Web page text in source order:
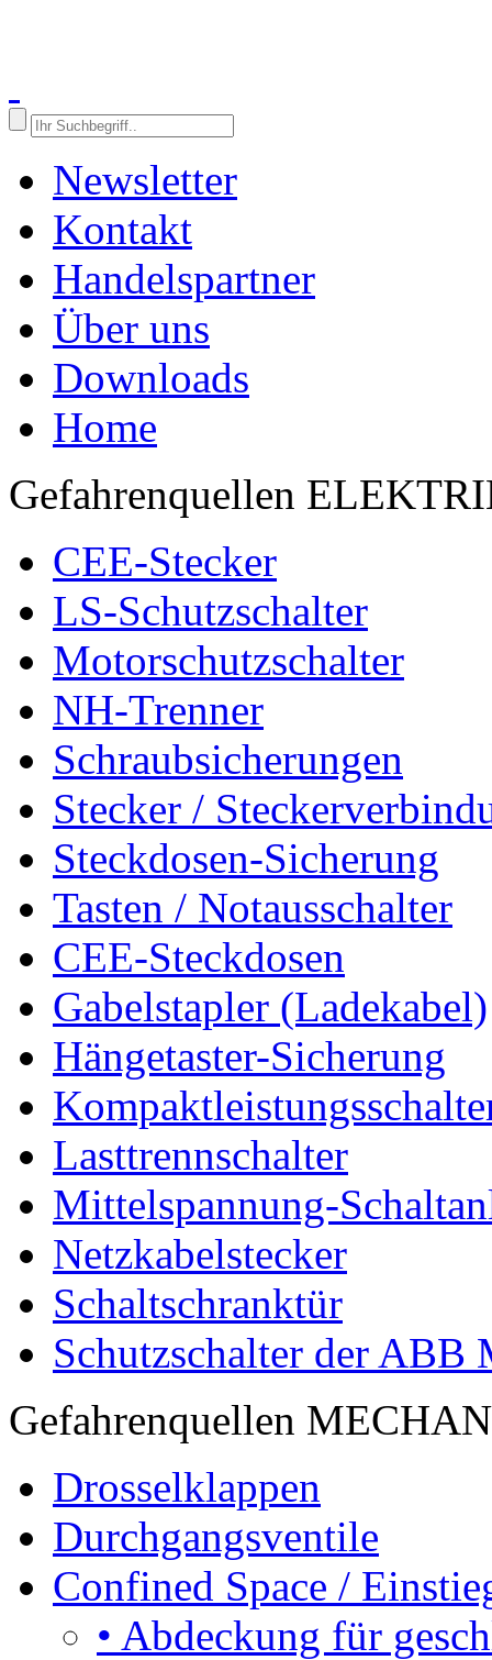
Newsletter
Kontakt
Handelspartner
Über uns
Downloads
Home
Gefahrenquellen
CEE-Stecker
LS-Schutzschalter
Motorschutzschalter
NH-Trenner
Schraubsicherungen
Stecker /
Steckdosen-Sicherung
Tasten / Notausschalter
CEE-Steckdosen
Gabelstapler (Ladekabel)
Hängetaster-Sicherung
Lasttrennschalter
Mittelspannung-
Netzkabelstecker
Schaltschranktür
Schutzschalter der ABB
Gefahrenquellen
Drosselklappen
Durchgangsventile
Confined Space /
• Abdeckung für